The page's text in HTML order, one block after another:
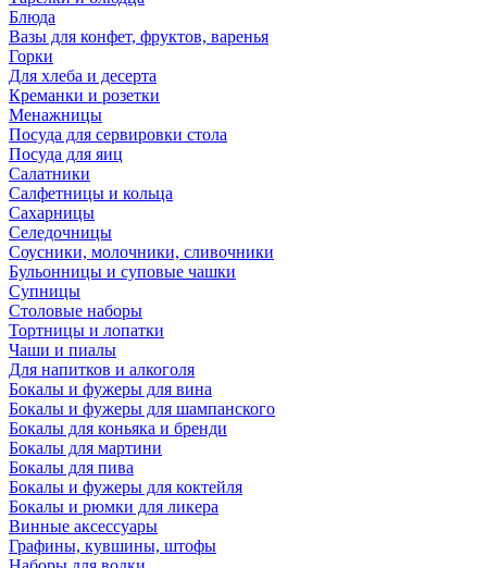
Блюда
Вазы для конфет, фруктов, варенья
Горки
Для хлеба и десерта
Креманки и розетки
Менажницы
Посуда для сервировки стола
Посуда для яиц
Салатники
Салфетницы и кольца
Сахарницы
Селедочницы
Соусники, молочники, сливочники
Бульонницы и суповые чашки
Супницы
Столовые наборы
Тортницы и лопатки
Чаши и пиалы
Для напитков и алкоголя
Бокалы и фужеры для вина
Бокалы и фужеры для шампанского
Бокалы для коньяка и бренди
Бокалы для мартини
Бокалы для пива
Бокалы и фужеры для коктейля
Бокалы и рюмки для ликера
Винные аксессуары
Графины, кувшины, штофы